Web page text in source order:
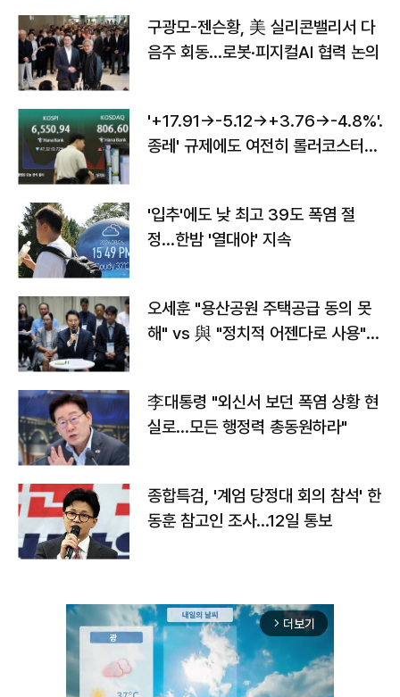
구광모-젠슨황, 美 실리콘밸리서 다
음주 회동…로봇·피지컬AI 협력 논의
'+17.91→-5.12→+3.76→-4.8%'…'
종레' 규제에도 여전히 롤러코스터
'입추'에도 낮 최고 39도 폭염 절
정…한밤 '열대야' 지속
오세훈 "용산공원 주택공급 동의 못
해" vs 與 "정치적 어젠다로 사용"
李대통령 "외신서 보던 폭염 상황 현
실로…모든 행정력 총동원하라"
종합특검, '계엄 당정대 회의 참석' 한
동훈 참고인 조사...12일 통보
arrow_forward_ios 더보기